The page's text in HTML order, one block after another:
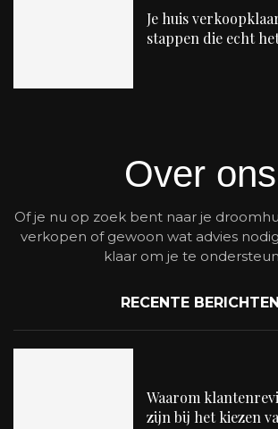
Je huis
stappen die echt
Over ons
Of je nu op zoek bent naar je
verkopen of gewoon wat advies
klaar om je te
RECENTE BERICHTEN
Waarom
zijn bij het kiezen